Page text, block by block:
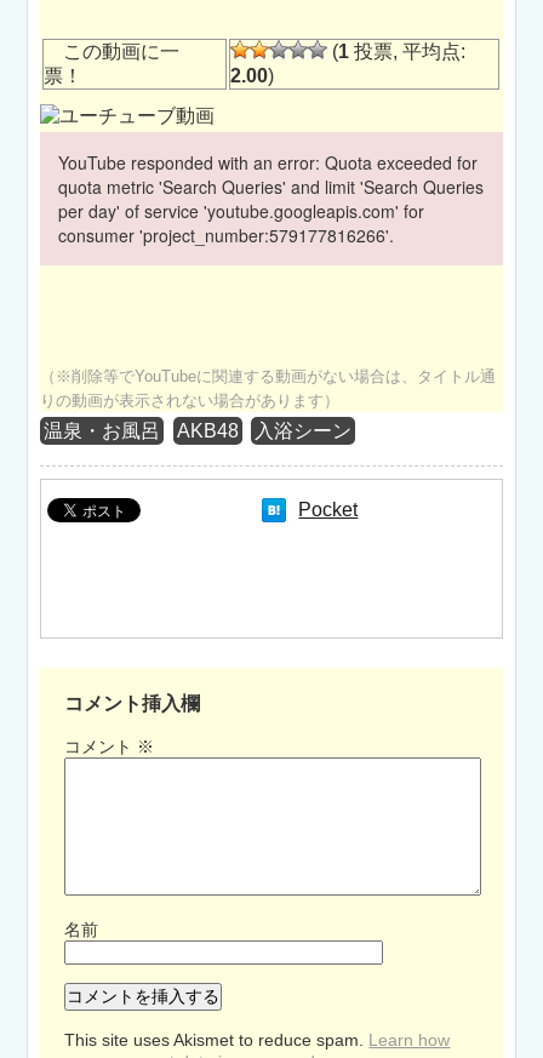
この動画に一
票！
(1 投票, 平均点:
2.00)
YouTube responded with an error: Quota exceeded for
quota metric 'Search Queries' and limit 'Search Queries
per day' of service 'youtube.googleapis.com' for
consumer 'project_number:579177816266'.
（※削除等でYouTubeに関連する動画がない場合は、タイトル通
りの動画が表示されない場合があります）
温泉・お風呂 AKB48 入浴シーン
Pocket
コメント挿入欄
コメント ※
名前
This site uses Akismet to reduce spam. Learn how